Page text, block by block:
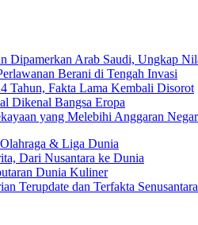
Dipamerkan Arab Saudi, Ungkap
Berani di Tengah Invasi
Tahun, Fakta Lama Kembali Disorot
Dikenal Bangsa Eropa
yang Melebihi Anggaran
& Liga Dunia
Dari Nusantara ke Dunia
Dunia Kuliner
Terupdate dan Terfakta Senusantara